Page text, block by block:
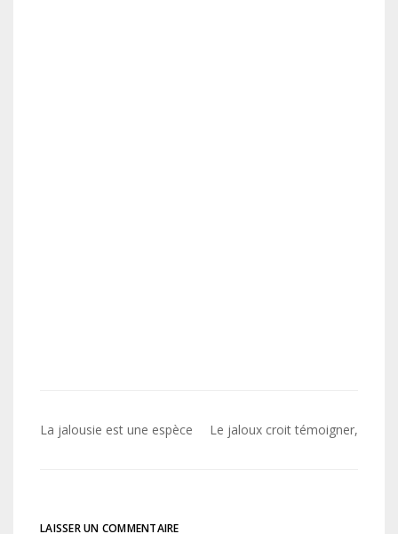
Navigation
La jalousie est une espèce Le jaloux croit témoigner,
LAISSER UN COMMENTAIRE